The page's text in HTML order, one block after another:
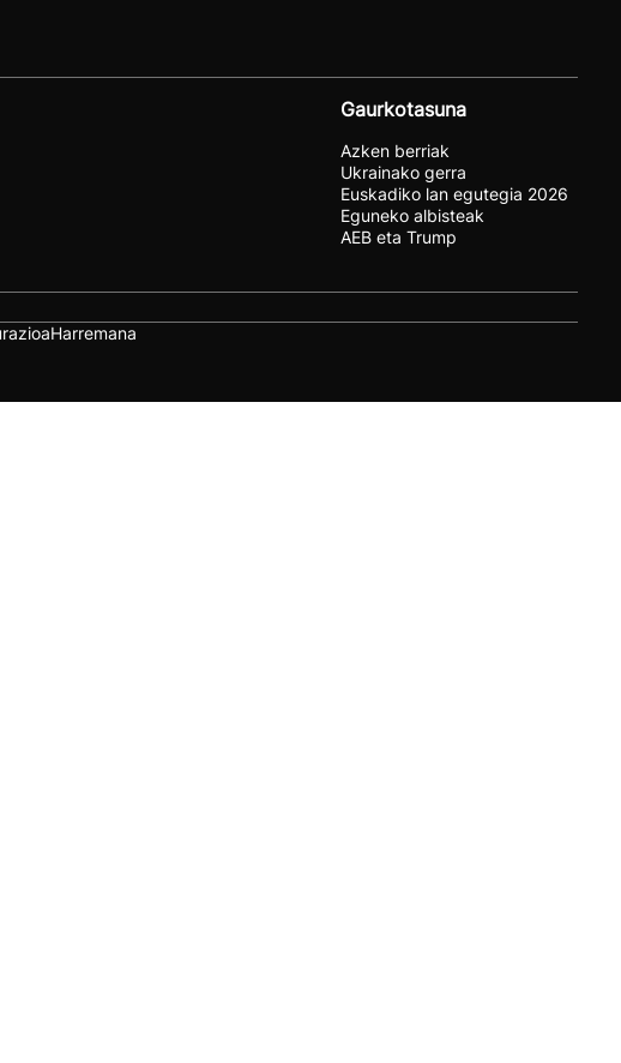
Gaurkotasuna
Azken berriak
Ukrainako gerra
Euskadiko lan egutegia 2026
Eguneko albisteak
AEB eta Trump
Harremana